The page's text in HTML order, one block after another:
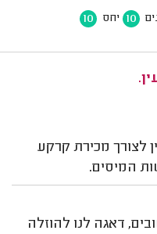
10 יחס 10
לצורך מכירת קרקע
המיסים.
דאגה לנו להוזלה